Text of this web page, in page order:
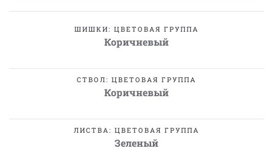
ШИШКИ: ЦВЕТОВАЯ ГРУППА
Коричневый
СТВОЛ: ЦВЕТОВАЯ ГРУППА
Коричневый
ЛИСТВА: ЦВЕТОВАЯ ГРУППА
Зеленый